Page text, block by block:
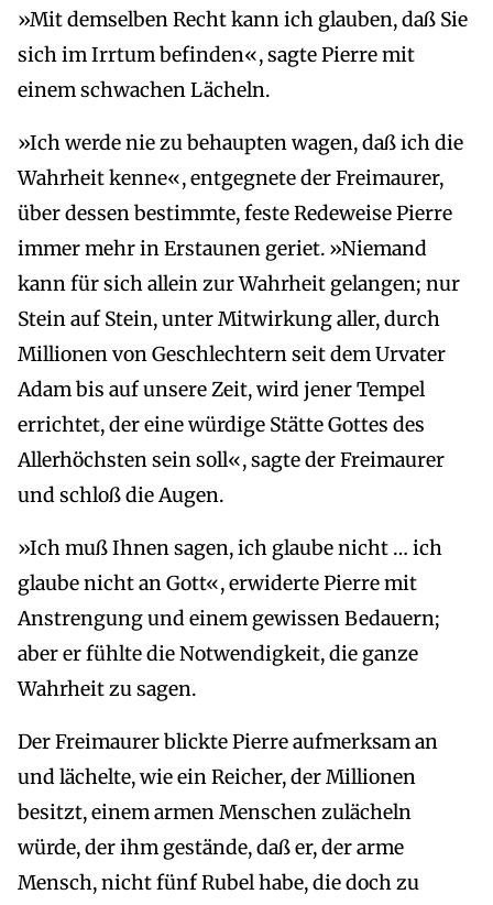
»Mit demselben Recht kann ich glauben, daß Sie
sich im Irrtum befinden«, sagte Pierre mit
einem schwachen Lächeln.
»Ich werde nie zu behaupten wagen, daß ich die
Wahrheit kenne«, entgegnete der Freimaurer,
über dessen bestimmte, feste Redeweise Pierre
immer mehr in Erstaunen geriet. »Niemand
kann für sich allein zur Wahrheit gelangen; nur
Stein auf Stein, unter Mitwirkung aller, durch
Millionen von Geschlechtern seit dem Urvater
Adam bis auf unsere Zeit, wird jener Tempel
errichtet, der eine würdige Stätte Gottes des
Allerhöchsten sein soll«, sagte der Freimaurer
und schloß die Augen.
»Ich muß Ihnen sagen, ich glaube nicht … ich
glaube nicht an Gott«, erwiderte Pierre mit
Anstrengung und einem gewissen Bedauern;
aber er fühlte die Notwendigkeit, die ganze
Wahrheit zu sagen.
Der Freimaurer blickte Pierre aufmerksam an
und lächelte, wie ein Reicher, der Millionen
besitzt, einem armen Menschen zulächeln
würde, der ihm gestände, daß er, der arme
Mensch, nicht fünf Rubel habe, die doch zu